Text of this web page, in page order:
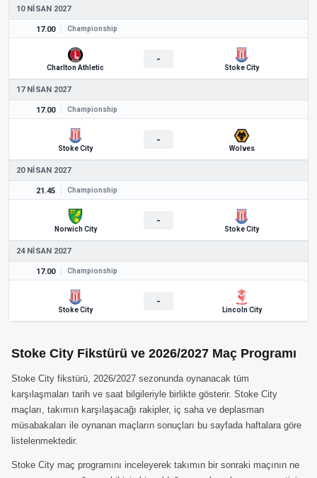
10 NISAN 2027
17.00 Championship
Charlton Athletic
-
Stoke City
17 NISAN 2027
17.00 Championship
Stoke City
-
Wolves
20 NISAN 2027
21.45 Championship
Norwich City
-
Stoke City
24 NISAN 2027
17.00 Championship
Stoke City
-
Lincoln City
Stoke City Fikstürü ve 2026/2027 Maç Programı
Stoke City fikstürü, 2026/2027 sezonunda oynanacak tüm
karşılaşmaları tarih ve saat bilgileriyle birlikte gösterir. Stoke City
maçları, takımın karşılaşacağı rakipler, iç saha ve deplasman
müsabakaları ile oynanan maçların sonuçları bu sayfada haftalara göre
listelenmektedir.
Stoke City maç programını inceleyerek takımın bir sonraki maçının ne